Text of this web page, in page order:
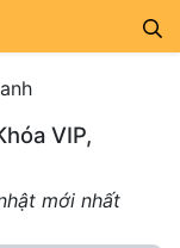
VIP,
mới nhất